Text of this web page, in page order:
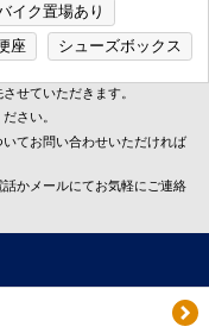
イク置場あり
座 シューズボックス
せていただきます。
さい。
てお問い合わせいただければ
かメールにてお気軽にご連絡